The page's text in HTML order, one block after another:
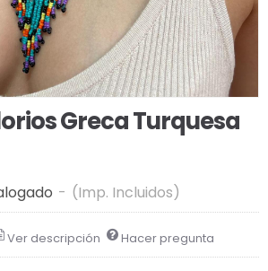
Greca Turquesa
- (Imp. Incluidos)
Ver descripción Hacer pregunta